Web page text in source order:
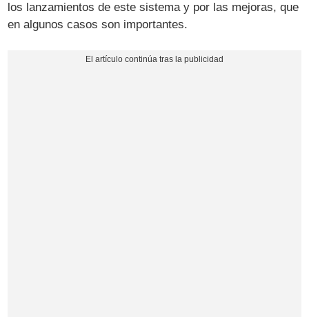
los lanzamientos de este sistema y por las mejoras, que
en algunos casos son importantes.